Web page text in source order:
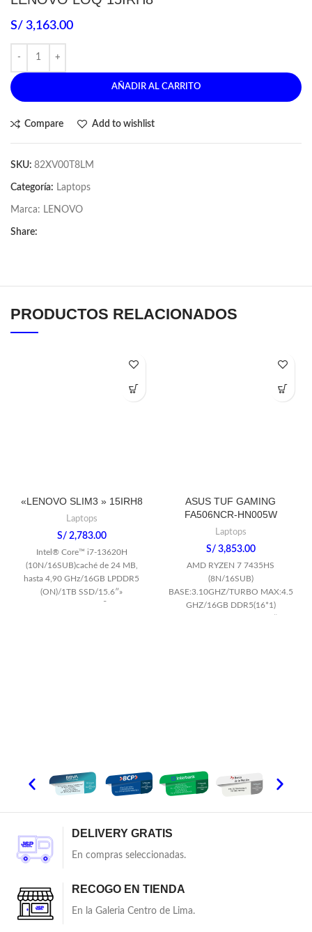
S/ 3,163.00
AÑADIR AL CARRITO
Compare Add to wishlist
SKU: 82XV00T8LM
Categoría: Laptops
Marca: LENOVO
Share:
PRODUCTOS RELACIONADOS
«LENOVO SLIM3 » 15IRH8
Laptops
S/2,783.00
Intel® Core™ i7-13620H
(10N/16SUB)caché de 24 MB,
hasta 4,90 GHz/16GB LPDDR5
(ON)/1TB SSD/15.6″»
ASUS TUF GAMING
FA506NCR-HN005W
Laptops
S/3,853.00
AMD RYZEN 7 7435HS
(8N/16SUB)
BASE:3.10GHZ/TURBO MAX:4.5
GHZ/16GB DDR5(16*1)
DELIVERY GRATIS
En compras seleccionadas.
RECOGO EN TIENDA
En la Galeria Centro de Lima.